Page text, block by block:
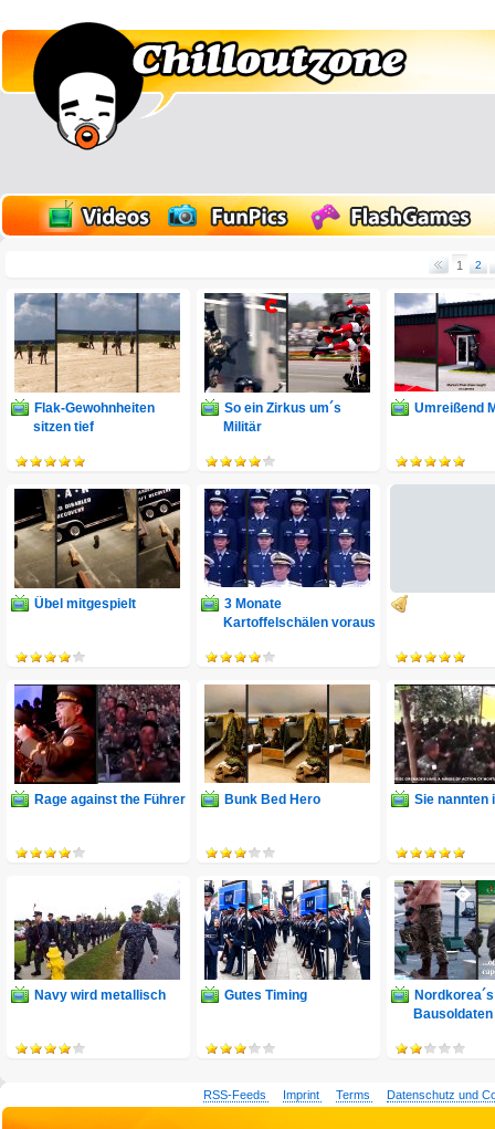
1 2
Flak-Gewohnheiten
sitzen tief
So ein Zirkus um´s
Militär
Umreißend
Übel mitgespielt
3 Monate
Kartoffelschälen voraus
Rage against the Führer Bunk Bed Hero Sie nannten
Navy wird metallisch Gutes Timing
Nordkorea´s
Bausoldaten
RSS-Feeds Imprint Terms Datenschutz und